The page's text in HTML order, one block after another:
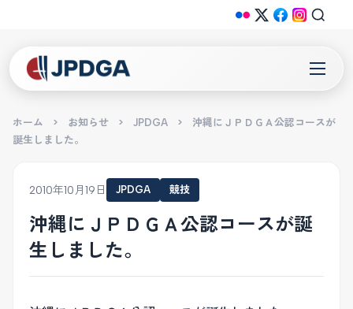
ホーム > お知らせ > JPDGA >
沖縄にＪＰＤＧＡ公認コースが
誕生しました。
2010年10月19日 JPDGA 競技
沖縄にＪＰＤＧＡ公認コースが誕
生しました。